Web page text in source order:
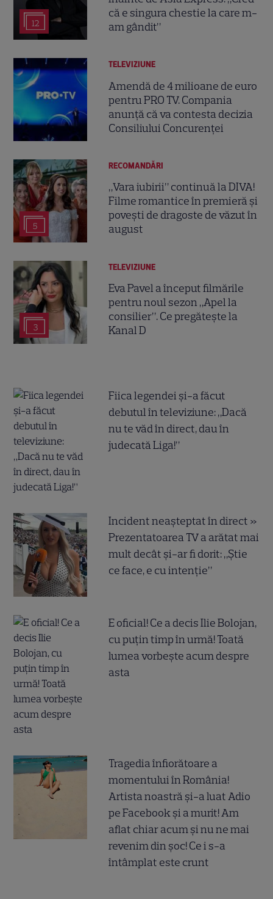
12
că e singura chestie la care m-
am gândit”
TELEVIZIUNE
Amendă de 4 milioane de euro
pentru PRO TV. Compania
anunță că va contesta decizia
Consiliului Concurenței
5
RECOMANDĂRI
„Vara iubirii” continuă la DIVA!
Filme romantice în premieră și
povești de dragoste de văzut în
august
3
TELEVIZIUNE
Eva Pavel a început filmările
pentru noul sezon „Apel la
consilier”. Ce pregătește la
Kanal D
Fiica legendei și-a făcut
debutul în televiziune: „Dacă
nu te văd în direct, dau în
judecată Liga!”
Incident neașteptat în direct »
Prezentatoarea TV a arătat mai
mult decât și-ar fi dorit: „Știe
ce face, e cu intenție”
E oficial! Ce a decis Ilie Bolojan,
cu puțin timp în urmă! Toată
lumea vorbește acum despre
asta
Tragedia înfiorătoare a
momentului în România!
Artista noastră și-a luat Adio
pe Facebook și a murit! Am
aflat chiar acum și nu ne mai
revenim din șoc! Ce i s-a
întâmplat este crunt